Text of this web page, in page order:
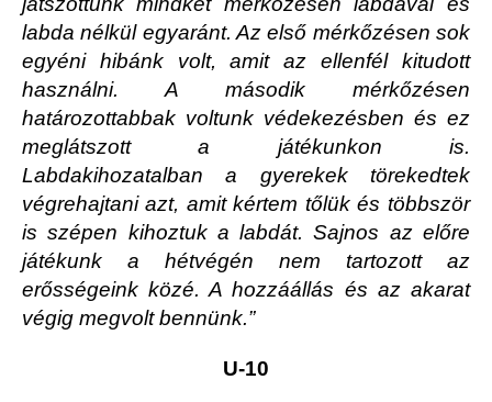
labda nélkül egyaránt. Az első mérkőzésen sok
egyéni hibánk volt, amit az ellenfél kitudott
használni. A második mérkőzésen
határozottabbak voltunk védekezésben és ez
meglátszott a játékunkon is.
Labdakihozatalban a gyerekek törekedtek
végrehajtani azt, amit kértem tőlük és többször
is szépen kihoztuk a labdát. Sajnos az előre
játékunk a hétvégén nem tartozott az
erősségeink közé. A hozzáállás és az akarat
végig megvolt bennünk.”
U-10